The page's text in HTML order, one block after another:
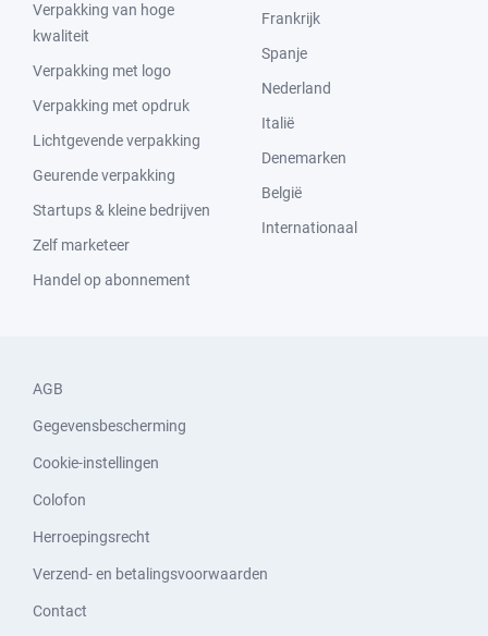
Verpakking van hoge
kwaliteit
Verpakking met logo
Verpakking met opdruk
Lichtgevende verpakking
Geurende verpakking
Startups & kleine bedrijven
Zelf marketeer
Handel op abonnement
Frankrijk
Spanje
Nederland
Italië
Denemarken
België
Internationaal
AGB
Gegevensbescherming
Cookie-instellingen
Colofon
Herroepingsrecht
Verzend- en betalingsvoorwaarden
Contact